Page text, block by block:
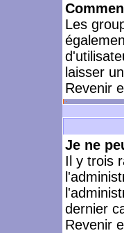
Les
laisser
Revenir
Je ne
Il y trois
dernier
Revenir